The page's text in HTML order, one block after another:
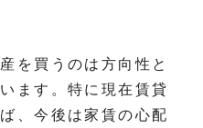
を買うのは方向性と
ます。特に現在賃貸
、今後は家賃の心配